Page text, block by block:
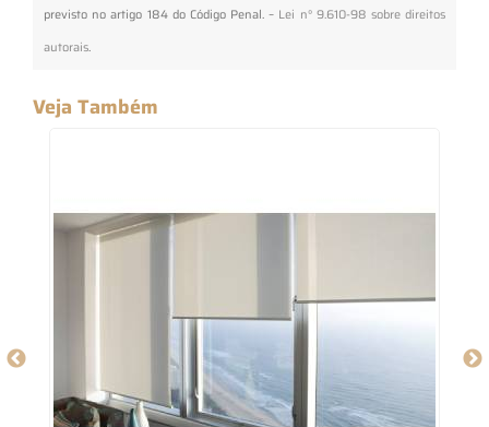
previsto no artigo 184 do Código Penal. – Lei n° 9.610-98 sobre direitos
autorais.
Veja Também